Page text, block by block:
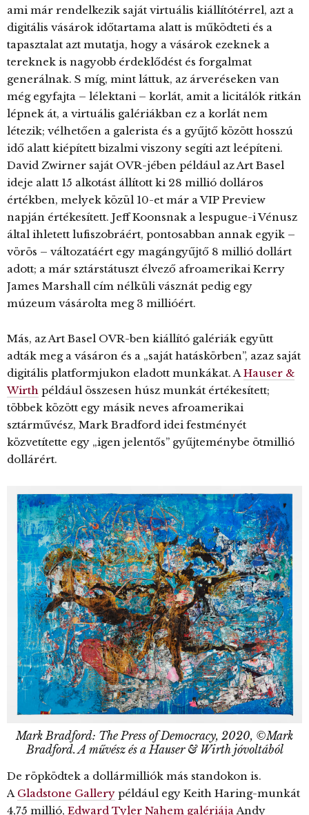
ami már rendelkezik saját virtuális kiállítótérrel, azt a
digitális vásárok időtartama alatt is működteti és a
tapasztalat azt mutatja, hogy a vásárok ezeknek a
tereknek is nagyobb érdeklődést és forgalmat
generálnak. S míg, mint láttuk, az árveréseken van
még egyfajta – lélektani – korlát, amit a licitálók ritkán
lépnek át, a virtuális galériákban ez a korlát nem
létezik; vélhetően a galerista és a gyűjtő között hosszú
idő alatt kiépített bizalmi viszony segíti azt leépíteni.
David Zwirner saját OVR-jében például az Art Basel
ideje alatt 15 alkotást állított ki 28 millió dolláros
értékben, melyek közül 10-et már a VIP Preview
napján értékesített. Jeff Koonsnak a lespugue-i Vénusz
által ihletett lufiszobráért, pontosabban annak egyik –
vörös – változatáért egy magángyűjtő 8 millió dollárt
adott; a már sztárstátuszt élvező afroamerikai Kerry
James Marshall cím nélküli vásznát pedig egy
múzeum vásárolta meg 3 millióért.
Más, az Art Basel OVR-ben kiállító galériák együtt
adták meg a vásáron és a „saját hatáskörben”, azaz saját
digitális platformjukon eladott munkákat. A Hauser &
Wirth például összesen húsz munkát értékesített;
többek között egy másik neves afroamerikai
sztárművész, Mark Bradford idei festményét
közvetítette egy „igen jelentős” gyűjteménybe ötmillió
dollárért.
Mark Bradford: The Press of Democracy, 2020, ©Mark
Bradford. A művész és a Hauser & Wirth jóvoltából
De röpködtek a dollármilliók más standokon is.
A Gladstone Gallery például egy Keith Haring-munkát
4,75 millió, Edward Tyler Nahem galériájaAndy